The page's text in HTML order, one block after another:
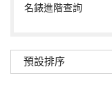
名錶進階查詢
預設排序